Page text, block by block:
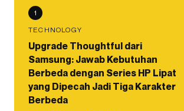
1
TECHNOLOGY
Upgrade Thoughtful dari
Samsung: Jawab Kebutuhan
Berbeda dengan Series HP Lipat
yang Dipecah Jadi Tiga Karakter
Berbeda